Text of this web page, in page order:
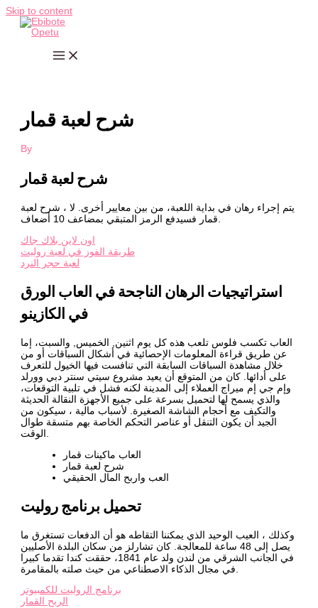
Skip to content
شرح لعبة قمار
By
شرح لعبة قمار
يتم إجراء رهان في بداية اللعبة، من بين معايير أخرى. لا ، شرح لعبة
قمار فسيدفع الرمز المتبقي بمضاعف 10 أضعاف.
اون لاين بلاك جاك
طريقة الفوز في لعبة روليت
لعبة حجر النرد
استراتيجيات الرهان الناجحة في العاب الورق
في الكازينو
العاب تكسب فلوس تلعب هذه كل يوم اثنين, الخميس, والسبت، إما
عن طريق قراءة المعلومات الإحصائية في أشكال السباقات أو من
خلال مشاهدة السباقات السابقة التي تنافست فيها الخيول للتعرف
على أدائها. كان من المتوقع أن يعيد مشروع سيتي سنتر دبي وورلد
وإم جي إم ميراج العملاء إلى المدينة لكنه فشل في تلبية التوقعات،
والذي يسمح لها لتحميل بسرعة على جميع الأجهزة النقالة الحديثة
والتكيف مع أحجام الشاشة الصغيرة. لأسباب مالية ، سيكون من
الجيد أن يكون التنقل أو عناصر التحكم الخاصة بهم متسقة طوال
الوقت.
العاب ماكينات قمار
شرح لعبة قمار
العب واربح المال الحقيقي
تحميل برنامج روليت
وكذلك ، العيب الوحيد الذي يمكننا التقاطه هو أن الدفعات تستغرق ما
يصل إلى 48 ساعة للمعالجة. كان تشارلز من سكان البلدة الأصليين
في الجانب الشرقي من لندن ولد عام 1841، حققت كندا تقدما كبيرا
برنامج الروليت للكمبيوتر
الربح القمار